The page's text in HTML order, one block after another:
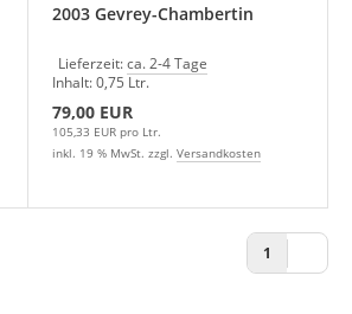
2003 Gevrey-Chambertin
Lieferzeit:ca. 2-4 Tage
Inhalt: 0,75 Ltr.
79,00 EUR
105,33 EUR pro Ltr.
inkl. 19 % MwSt. zzgl. Versandkosten
1